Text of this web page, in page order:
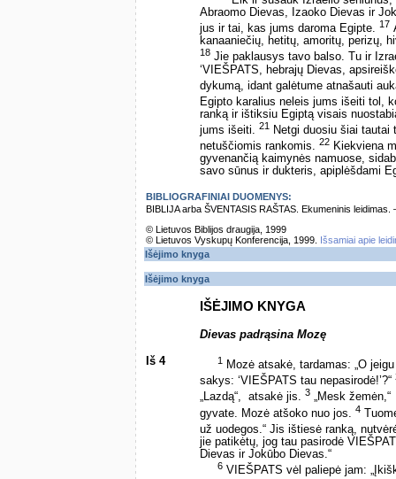
Abraomo Dievas, Izaoko Dievas ir
jus ir tai, kas jums daroma Egipte. 17
kanaaniečių, hetitų, amoritų, perizų,
18 Jie paklausys tavo balso. Tu ir
‘VIEŠPATS, hebrajų Dievas,
dykumą, idant galėtume atnašauti
Egipto karalius neleis jums išeiti tol,
ranką ir ištiksiu Egiptą visais
jums išeiti. 21
Netgi duosiu šiai
netuščiomis rankomis. 22 Kiekviena
gyvenančią kaimynės namuose,
savo sūnus ir dukteris, apiplėšdami
BIBLIOGRAFINIAI DUOMENYS:
BIBLIJA arba ŠVENTASIS RAŠTAS. Ekumeninis
© Lietuvos Biblijos draugija, 1999
© Lietuvos Vyskupų Konferencija, 1999.
Išsamiai apie
Išėjimo knyga
Išėjimo knyga
IŠĖJIMO KNYGA
Dievas padrąsina Mozę
Iš 4 1
Mozė atsakė, tardamas: „O
sakys: ‘VIEŠPATS tau nepasirodė!’?“
„Lazdą“, ­ atsakė jis. 3 „Mesk
gyvate. Mozė atšoko nuo jos. 4
už uodegos.“ Jis ištiesė ranką,
jie patikėtų, jog tau pasirodė
Dievas ir Jokūbo Dievas.“
6 VIEŠPATS vėl paliepė jam: